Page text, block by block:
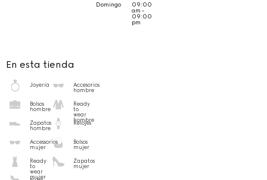
Domingo 09:00
am -
09:00
pm
En esta tienda
Joyería
Accesorios
hombre
Bolsos
hombre
Ready
to
wear
hombre
Zapatos
hombre
Relojes
Accessorios
mujer
Bolsos
mujer
Ready
to
wear
mujer
Zapatos
mujer